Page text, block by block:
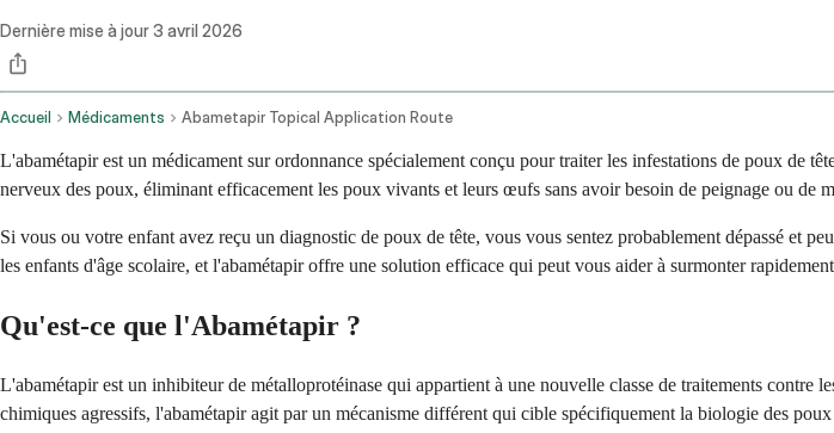
Dernière mise à jour3 avril 2026
Accueil Médicaments Abametapir Topical Application Route
L'abamétapir est un médicament sur ordonnance spécialement conçu pour traiter les infestations de poux de
nerveux des poux, éliminant efficacement les poux vivants et leurs œufs sans avoir besoin de peignage ou de
Si vous ou votre enfant avez reçu un diagnostic de poux de tête, vous vous sentez probablement dépassé et
les enfants d'âge scolaire, et l'abamétapir offre une solution efficace qui peut vous aider à surmonter
Qu'est-ce que l'Abamétapir ?
L'abamétapir est un inhibiteur de métalloprotéinase qui appartient à une nouvelle classe de traitements
chimiques agressifs, l'abamétapir agit par un mécanisme différent qui cible spécifiquement la biologie des